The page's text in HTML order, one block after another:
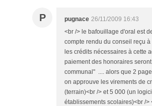
P pugnace 26/11/2009 16:43
<br /> le bafouillage d'oral est
compte rendu du conseil reçu
les crédits nécessaires à cette
paiement des honoraires
communal" .... alors que 2
on approuve les virements de
(terrain)<br /> et 5 000 (un
établissements scolaires)<br />